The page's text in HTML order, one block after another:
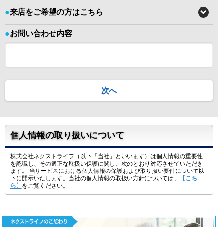
●来店をご希望の方はこちら
●お問い合わせ内容
次へ
個人情報の取り扱いについて
株式会社ネクストライフ（以下「当社」といいます）は個人情報の重要性
を認識し、その適正な取扱い保護に関し、次のとおり対応させていただき
ます。 当サービスにおける個人情報の保護および取り扱い要件について以
下に開示いたします。当社の個人情報の取扱い方針については、
【こち
ら】
をご覧ください。